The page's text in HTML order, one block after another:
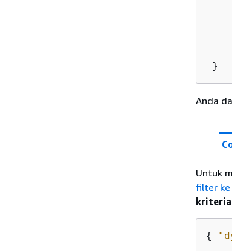
}
Anda
Untuk
filter ke
{